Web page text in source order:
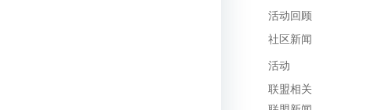
活动回顾
社区新闻
活动
联盟相关